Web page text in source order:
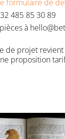
formulaire de
485 85 30 89
à
de projet revient
proposition